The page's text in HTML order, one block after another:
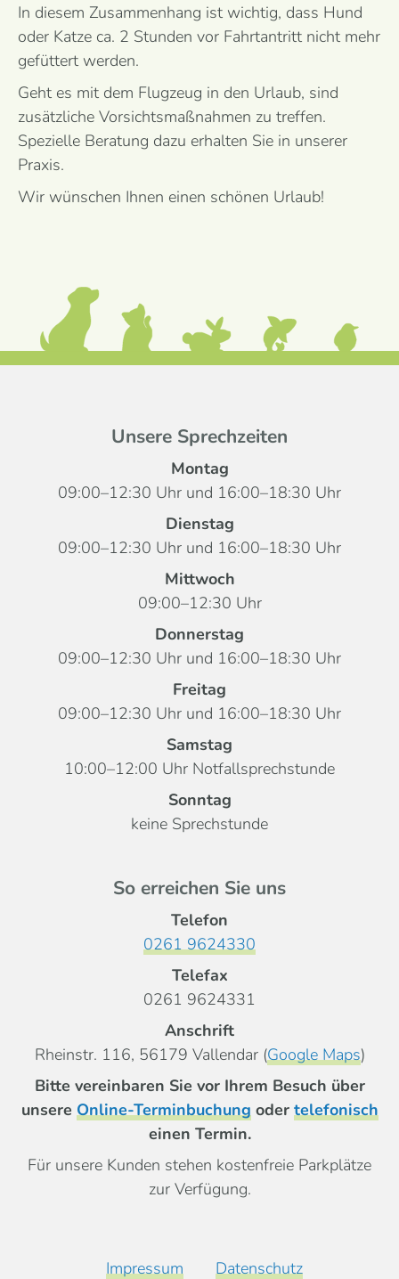
In diesem Zusammenhang ist wichtig, dass Hund
oder Katze ca. 2 Stunden vor Fahrtantritt nicht mehr
gefüttert werden.
Geht es mit dem Flug­zeug in den Urlaub, sind
zusätz­liche Vorsichts­maßnahmen zu treffen.
Spezielle Beratung dazu erhalten Sie in unserer
Praxis.
Wir wünschen Ihnen einen schönen Urlaub!
Unsere Sprechzeiten
Montag
09:00–12:30 Uhr und 16:00–18:30 Uhr
Dienstag
09:00–12:30 Uhr und 16:00–18:30 Uhr
Mittwoch
09:00–12:30 Uhr
Donnerstag
09:00–12:30 Uhr und 16:00–18:30 Uhr
Freitag
09:00–12:30 Uhr und 16:00–18:30 Uhr
Samstag
10:00–12:00 Uhr Notfall­sprechstunde
Sonntag
keine Sprechstunde
So erreichen Sie uns
Telefon
0261 9624330
Telefax
0261 9624331
Anschrift
Rheinstr. 116, 56179 Vallendar (Google Maps)
Bitte vereinbaren Sie vor Ihrem Besuch über
unsere Online-Terminbuchungoder telefonisch
einen Termin.
Für unsere Kunden stehen kostenfreie Parkplätze
zur Verfügung.
Impressum Datenschutz